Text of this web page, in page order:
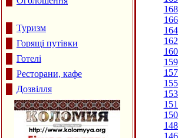
Туризм
Горящі путівки
Готелі
Ресторани, кафе
Дозвілля